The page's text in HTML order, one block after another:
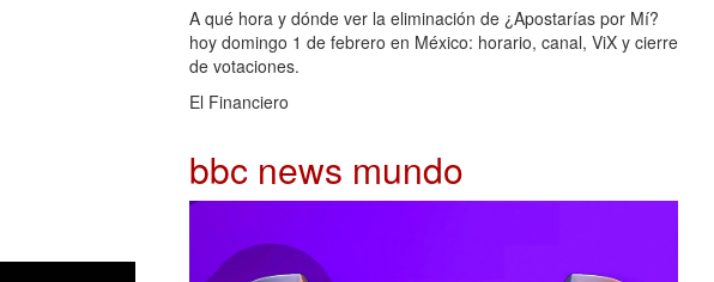
A qué hora y dónde ver la eliminación de ¿Apostarías por Mí?
hoy domingo 1 de febrero en México: horario, canal, ViX y cierre
de votaciones.
El Financiero
bbc news mundo